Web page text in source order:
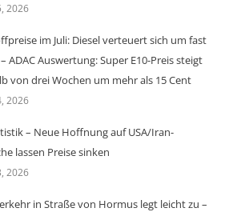
2026
im Juli: Diesel verteuert sich um fast
ADAC Auswertung: Super E10-Preis steigt
von drei Wochen um mehr als 15 Cent
2026
– Neue Hoffnung auf USA/Iran-
lassen Preise sinken
2026
in Straße von Hormus legt leicht zu –